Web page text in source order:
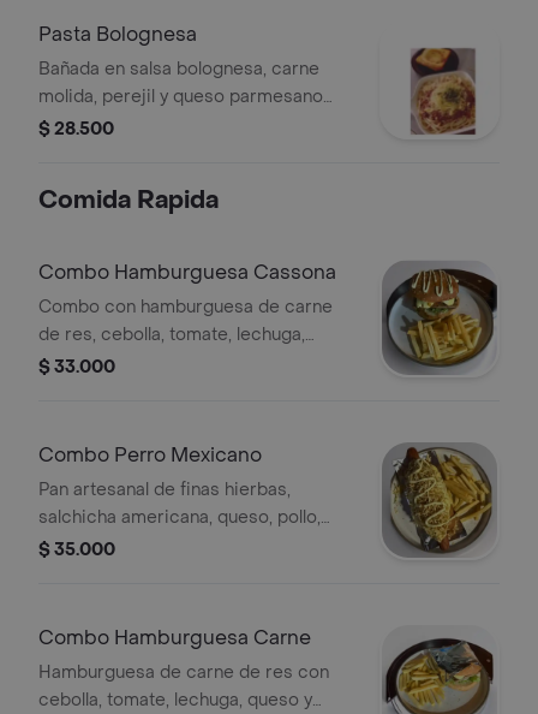
Pasta Bolognesa
Bañada en salsa bolognesa, carne
molida, perejil y queso parmesano
acompañados con pan de ajo, jugo
$ 28.500
Comida Rapida
Combo Hamburguesa Cassona
Combo con hamburguesa de carne
de res, cebolla, tomate, lechuga,
queso, salsas de la casa, papas a la
$ 33.000
Combo Perro Mexicano
Pan artesanal de finas hierbas,
salchicha americana, queso, pollo,
carne de res, champiñones, maíz
a elegir.
$ 35.000
Combo Hamburguesa Carne
Hamburguesa de carne de res con
cebolla, tomate, lechuga, queso y